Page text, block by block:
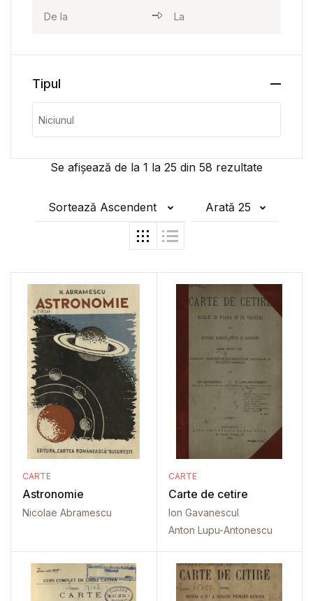
Se afișează de la 1 la 25 din 58 rezultate
Sortează Ascendent Arată 25
CARTE
Astronomie
Nicolae Abramescu
CARTE
Carte de cetire
Ion Gavanescul
Anton Lupu-Antonescu
Tipul